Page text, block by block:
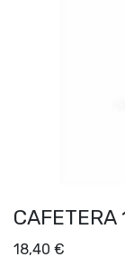
CAFETERA
18,40 €